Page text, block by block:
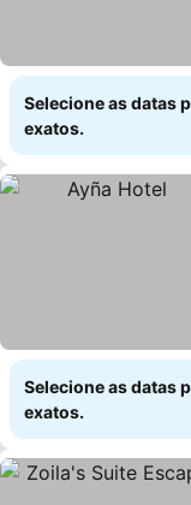
Selecione as datas
exatos.
Selecione as datas
exatos.